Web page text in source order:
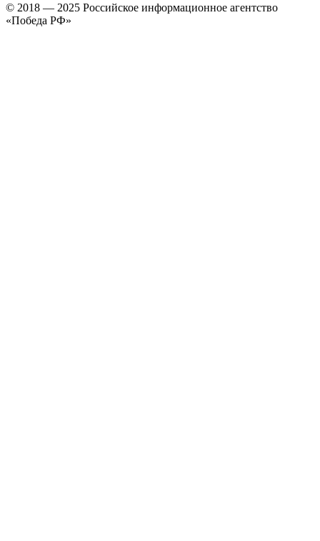
© 2018 — 2025 Российское информационное агентство
«Победа РФ»